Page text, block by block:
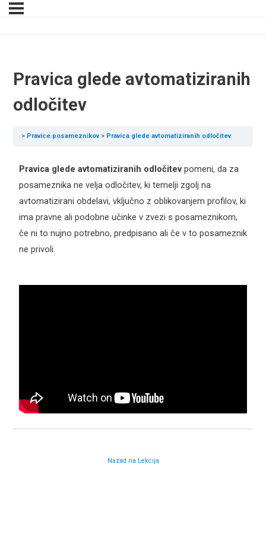
Pravica glede avtomatiziranih
odločitev
Pravice posameznikov Pravica glede avtomatiziranih odločitev
Pravica glede avtomatiziranih odločitev pomeni, da za
posameznika ne velja odločitev, ki temelji zgolj na
avtomatizirani obdelavi, vključno z oblikovanjem profilov, ki
ima pravne ali podobne učinke v zvezi s posameznikom,
če ni to nujno potrebno, predpisano ali če v to posameznik
ne privoli.
Nazad na Lekcija